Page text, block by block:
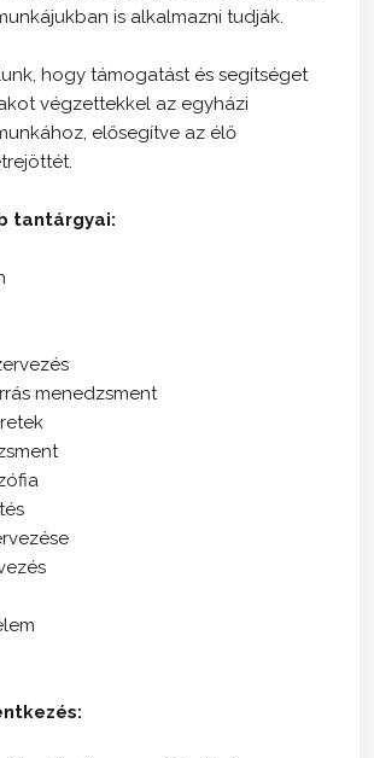
is alkalmazni tudják.
hogy támogatást és segítséget
végzettekkel az egyházi
elősegítve az élő
tantárgyai:
menedzsment